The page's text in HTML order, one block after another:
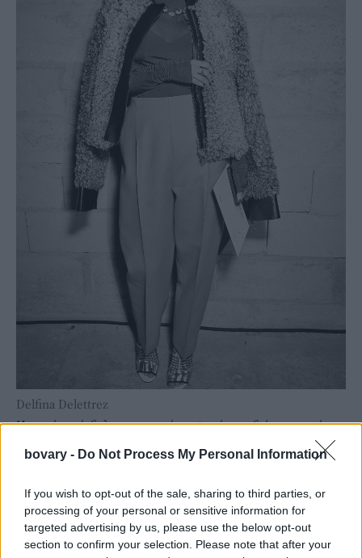
bovary - Do Not Process My Personal Information
If you wish to opt-out of the sale, sharing to third parties, or
processing of your personal or sensitive information for
targeted advertising by us, please use the below opt-out
section to confirm your selection. Please note that after your
Delfina Delettrez
Η σειρά, με έκδηλες αρτ ντεκό αναφορές, σχεδιάστηκε από τη
διάσημη σχεδιάστρια κοσμημάτων και κόρη της καλλιτεχνικής
διευθύντριας του Ιταλικού οίκου Silvia Venturini Fendi. Ο
λόγος για τη Delfina Delletrez. Και αν το όνομά της δεν σας
είναι ακόμη γνώριμο, τότε θα πρέπει να γνωρίζετε ότι η
ταλαντούχα νεαρή σχεδιάστρια, που αγαπά οτιδήποτε
σουρεαλιστικό, έχει κεντρίσει παγκοσμίως το ενδιαφέρον για